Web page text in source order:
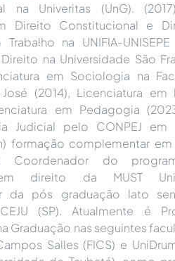
na Univeritas (UnG).
Direito Constitucional e
na UNIFIA-UNISEPE
na Universidade São
em Sociologia na
(2014), Licenciatura em
em Pedagogia
Judicial pelo CONPEJ em
formação complementar
Coordenador do
direito da MUST
da pós graduação lato
(SP). Atualmente é
Graduação nas seguintes
Salles (FICS) e